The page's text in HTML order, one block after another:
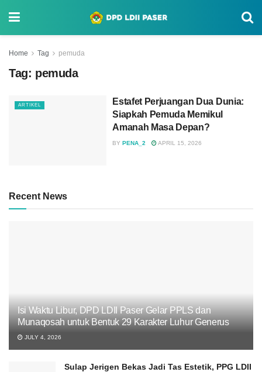
Home Tag pemuda
Tag: pemuda
ARTIKEL
Estafet Perjuangan Dua Dunia:
Siapkah Pemuda Memikul
Amanah Masa Depan?
BY PENA_2 APRIL 15, 2026
Recent News
Isi Waktu Libur, DPD LDII Paser Gelar PPLS dan
Munaqosah untuk Bentuk 29 Karakter Luhur Generus
JULY 4, 2026
Sulap Jerigen Bekas Jadi Tas Estetik, PPG LDII